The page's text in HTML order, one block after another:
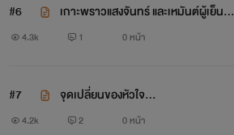
ริค เวลส์
#6
เกาะพราวแสงจันทร์ และเหมันต์ผู้เย็นชา
จบตอนค่ะ
4.3k 1 0 หน้า
#7 จุดเปลี่ยนของหัวใจ...
4.2k 2 0 หน้า